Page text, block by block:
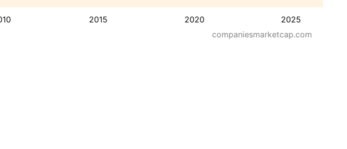
2015 2020 2025
companiesmarketcap.com